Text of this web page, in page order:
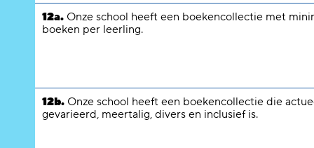
12a. Onze school heeft een boekencollectie met
boeken per leerling.
12b. Onze school heeft een boekencollectie die
gevarieerd, meertalig, divers en inclusief is.